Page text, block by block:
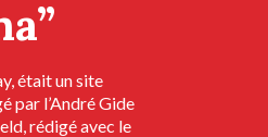
était un site
par l’André Gide
rédigé avec le